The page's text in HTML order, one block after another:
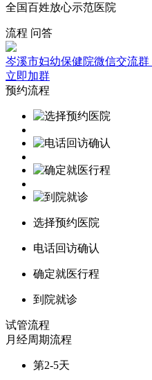
全国百姓放心示范医院
流程 问答
岑溪市妇幼保健院微信交流群
立即加群
预约流程
选择预约医院
电话回访确认
确定就医行程
到院就诊
试管流程
月经周期流程
第2-5天